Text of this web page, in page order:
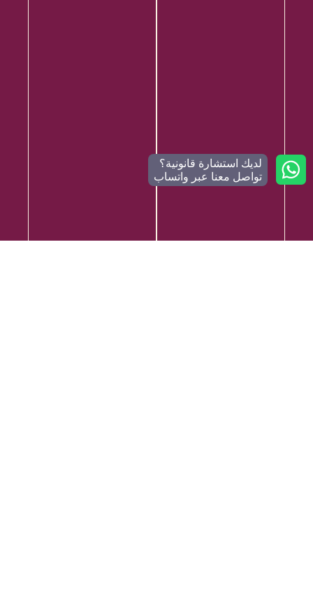
لديك استشارة قانونية؟
تواصل معنا عبر واتساب